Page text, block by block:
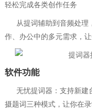
轻松完成各类创作任务
从提词辅助到音频处理
作、办公中的多元需求，
软件功能
无忧提词器：支持新建
摄题词三种模式，让你在